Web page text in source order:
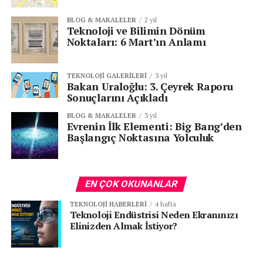
BLOG & MAKALELER 2 yıl
Teknoloji ve Bilimin Dönüm
Noktaları: 6 Mart’ın Anlamı
TEKNOLOJI GALERILERI 3 yıl
Bakan Uraloğlu: 3. Çeyrek Raporu
Sonuçlarını Açıkladı
BLOG & MAKALELER 3 yıl
Evrenin İlk Elementi: Big Bang’den
Başlangıç Noktasına Yolculuk
EN ÇOK OKUNANLAR
TEKNOLOJI HABERLERI 4 hafta
Teknoloji Endüstrisi Neden Ekranınızı
Elinizden Almak İstiyor?